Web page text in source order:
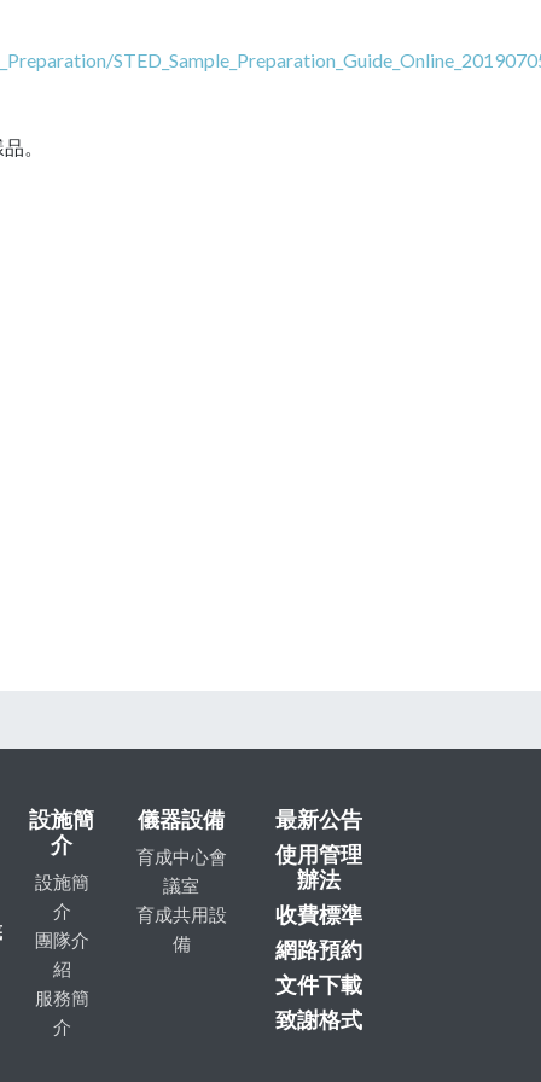
。
設施簡
介
設施簡
介
團隊介
紹
服務簡
介
儀器設備
育成中心會
議室
育成共用設
備
最新公告
使用管理
辦法
收費標準
網路預約
文件下載
致謝格式